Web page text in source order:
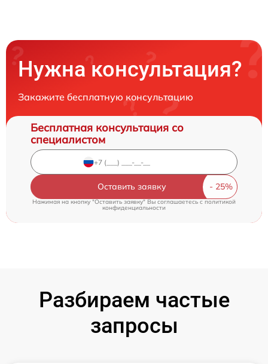
Нужна консультация?
Закажите бесплатную консультацию
Бесплатная консультация со
специалистом
Оставить заявку
Нажимая на кнопку "Оставить заявку" Вы соглашаетесь c политикой
конфиденциальности
Разбираем частые
запросы